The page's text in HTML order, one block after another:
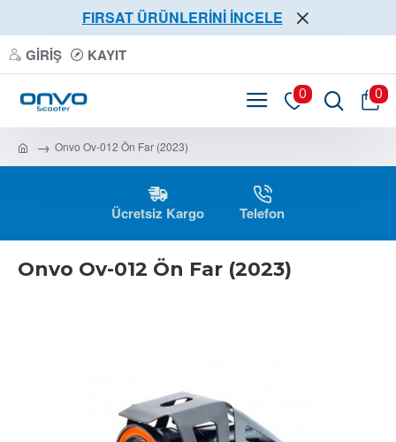
FIRSAT ÜRÜNLERİNİ İNCELE
GIRIŞ KAYIT
0 0
Onvo Ov-012 Ön Far (2023)
Ücretsiz Kargo Telefon
Onvo Ov-012 Ön Far (2023)